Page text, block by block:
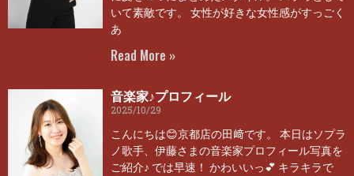
いて素敵です。 女性が好きな女性感がすっごく
あ
Read More »
音楽家♪プロフィール
2025/10/29
こんにちは😊京都店の田﨑です。 本日はソプラ
ノ歌手、伊藤さまの音楽家プロフィール写真を
ご紹介♪ では早速！ かわいいっ💕 キラキラで